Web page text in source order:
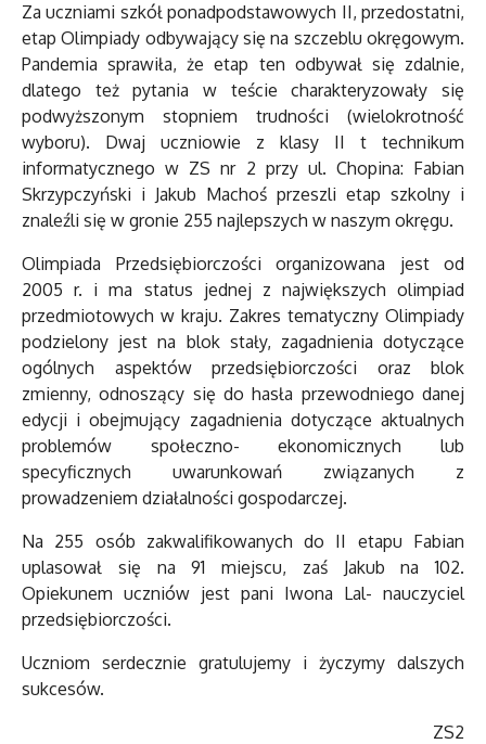
Za uczniami szkół ponadpodstawowych II, przedostatni,
etap Olimpiady odbywający się na szczeblu okręgowym.
Pandemia sprawiła, że etap ten odbywał się zdalnie,
dlatego też pytania w teście charakteryzowały się
podwyższonym stopniem trudności (wielokrotność
wyboru). Dwaj uczniowie z klasy II t technikum
informatycznego w ZS nr 2 przy ul. Chopina: Fabian
Skrzypczyński i Jakub Machoś przeszli etap szkolny i
znaleźli się w gronie 255 najlepszych w naszym okręgu.
Olimpiada Przedsiębiorczości organizowana jest od
2005 r. i ma status jednej z największych olimpiad
przedmiotowych w kraju. Zakres tematyczny Olimpiady
podzielony jest na blok stały, zagadnienia dotyczące
ogólnych aspektów przedsiębiorczości oraz blok
zmienny, odnoszący się do hasła przewodniego danej
edycji i obejmujący zagadnienia dotyczące aktualnych
problemów społeczno- ekonomicznych lub
specyficznych uwarunkowań związanych z
prowadzeniem działalności gospodarczej.
Na 255 osób zakwalifikowanych do II etapu Fabian
uplasował się na 91 miejscu, zaś Jakub na 102.
Opiekunem uczniów jest pani Iwona Lal- nauczyciel
przedsiębiorczości.
Uczniom serdecznie gratulujemy i życzymy dalszych
sukcesów.
ZS2